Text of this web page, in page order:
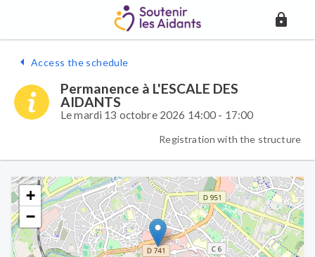
Access the schedule
Permanence à L'ESCALE DES
AIDANTS
Le mardi 13 octobre 2026 14:00 - 17:00
Registration with the structure
+
−